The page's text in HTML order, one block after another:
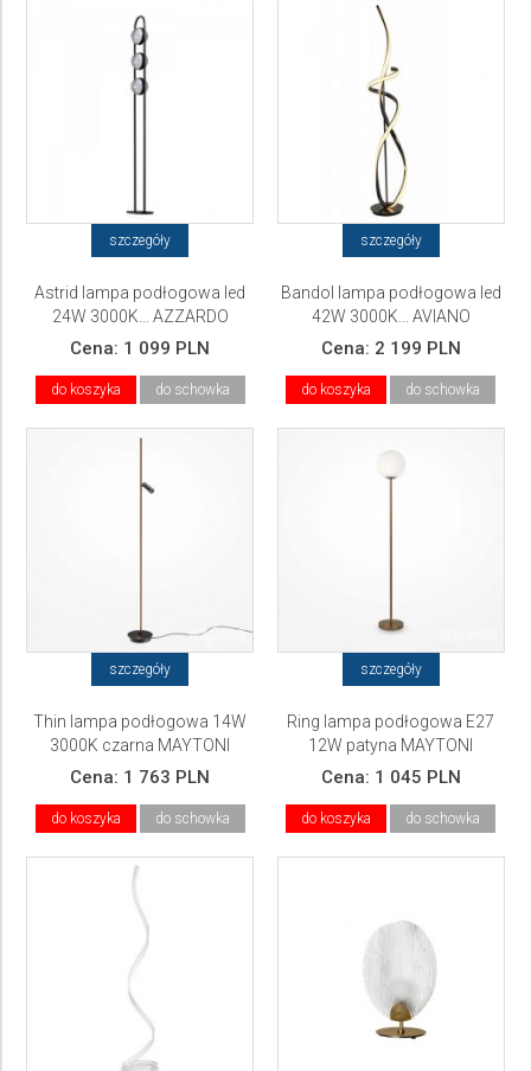
szczegóły
Astrid lampa podłogowa led
24W 3000K... AZZARDO
Cena: 1 099 PLN
do koszyka do schowka
szczegóły
Bandol lampa podłogowa led
42W 3000K... AVIANO
Cena: 2 199 PLN
do koszyka do schowka
szczegóły
Thin lampa podłogowa 14W
3000K czarna MAYTONI
Cena: 1 763 PLN
do koszyka do schowka
szczegóły
Ring lampa podłogowa E27
12W patyna MAYTONI
Cena: 1 045 PLN
do koszyka do schowka